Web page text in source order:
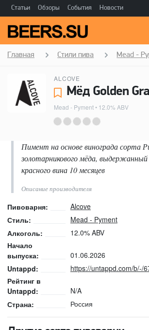
Статьи Обзоры События Новости
Главная Стили пива Mead -
ALCOVE
Мёд Golden
Mead - Pyment• 12.0% ABV
Пимент на основе винограда сорта
золотарникового мёда,
красного вина 10 месяцев
Описание производителя
Пивоварня:
Alcove
Стиль:
Mead - Pyment
Алкоголь:
12.0% ABV
Начало
выпуска:
01.06.2026
Untappd:
https://untappd.com/b/-/
Рейтинг в
Untappd:
N/A
Страна:
Россия